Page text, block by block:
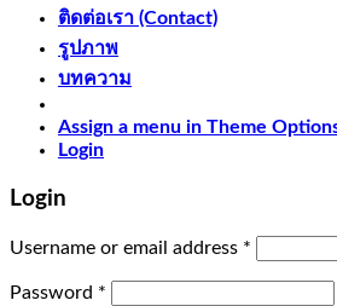
ติดต่อเรา (Contact)
รูปภาพ
บทความ
Assign a menu in Theme
Login
Login
Username or email address *
Password *